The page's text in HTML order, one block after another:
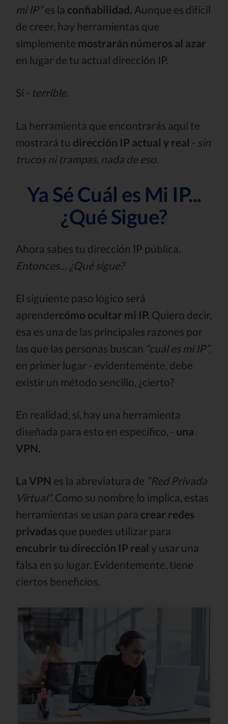
mi IP”es la confiabilidad. Aunque es difícil
de creer, hay herramientas que
simplemente mostrarán números al azar
en lugar de tu actual dirección IP.
Sí - terrible.
La herramienta que encontrarás aquí te
mostrará tu dirección IP actual y real - sin
trucos ni trampas, nada de eso.
Ya Sé Cuál es Mi IP...
¿Qué Sigue?
Ahora sabes tu dirección IP pública.
Entonces… ¿Qué sigue?
El siguiente paso lógico será
aprendercómo ocultar mi IP. Quiero decir,
esa es una de las principales razones por
las que las personas buscan “cuál es mi IP”,
en primer lugar - evidentemente, debe
existir un método sencillo, ¿cierto?
En realidad, sí, hay una herramienta
diseñada para esto en específico, - una
VPN.
La VPN es la abreviatura de “Red Privada
Virtual”. Como su nombre lo implica, estas
herramientas se usan para crear redes
privadas que puedes utilizar para
encubrir tu dirección IP real y usar una
falsa en su lugar. Evidentemente, tiene
ciertos beneficios.